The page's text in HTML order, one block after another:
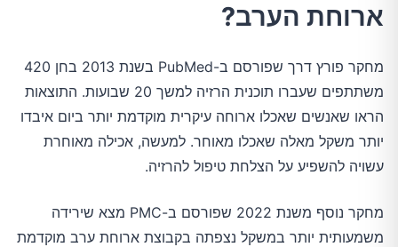
ארוחת הערב?
מחקר פורץ דרך שפורסם ב-PubMed בשנת 2013 בחן 420
משתתפים שעברו תוכנית הרזיה למשך 20 שבועות. התוצאות
הראו שאנשים שאכלו ארוחה עיקרית מוקדמת יותר ביום איבדו
יותר משקל מאלה שאכלו מאוחר. למעשה, אכילה מאוחרת
עשויה להשפיע על הצלחת טיפול להרזיה.
מחקר נוסף משנת 2022 שפורסם ב-PMC מצא שירידה
משמעותית יותר במשקל נצפתה בקבוצת ארוחת ערב מוקדמת